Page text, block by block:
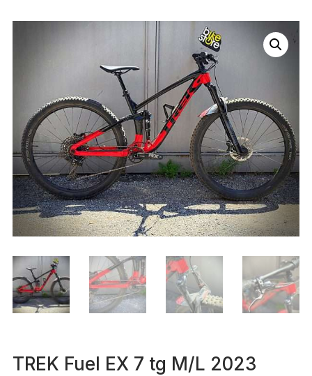
TREK Fuel EX 7 tg M/L 2023